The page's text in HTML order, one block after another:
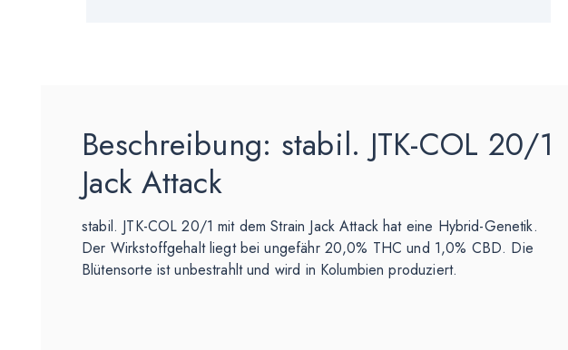
Beschreibung: stabil. JTK-COL 20/1
Jack Attack
stabil. JTK-COL 20/1 mit dem Strain Jack Attack hat eine Hybrid-Genetik.
Der Wirkstoffgehalt liegt bei ungefähr 20,0% THC und 1,0% CBD. Die
Blütensorte ist unbestrahlt und wird in Kolumbien produziert.